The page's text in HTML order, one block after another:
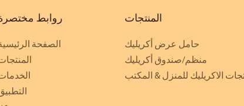
روابط
الصفحة
المنتجات
حامل عرض أكريليك
منظم/صندوق أكريليك
الاكريليك للمنزل & المكتب